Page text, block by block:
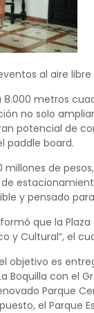
al aire
8.000 metros
no solo
potencial de
paddle board.
de
y pensado
que la
y Cultural”, el
objetivo es
Boquilla con el
Parque
el Parque